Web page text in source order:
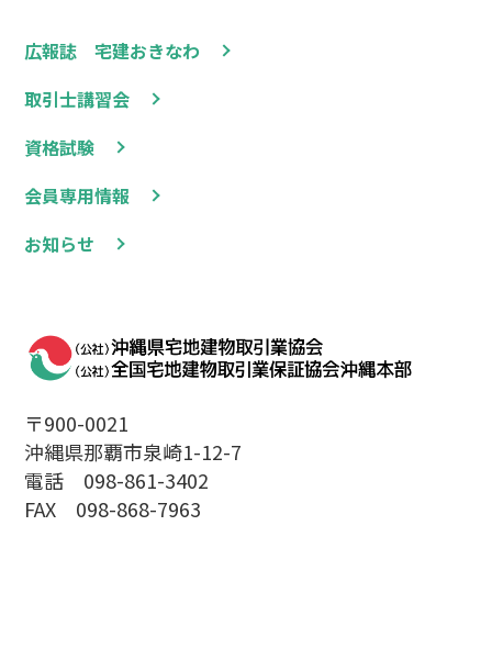
広報誌 宅建おきなわ
取引士講習会
資格試験
会員専用情報
お知らせ
〒900-0021
沖縄県那覇市泉崎1-12-7
電話 098-861-3402
FAX 098-868-7963